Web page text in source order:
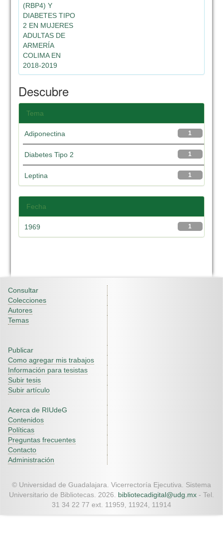
(RBP4) Y
DIABETES TIPO
2 EN MUJERES
ADULTAS DE
ARMERÍA
COLIMA EN
2018-2019
Descubre
Tema
1
Adiponectina
1
Diabetes Tipo 2
1
Leptina
Fecha
1
1969
Consultar
Colecciones
Autores
Temas
Publicar
Como agregar mis trabajos
Información para tesistas
Subir tesis
Subir artículo
Acerca de RIUdeG
Contenidos
Políticas
Preguntas frecuentes
Contacto
Administración
© Universidad de Guadalajara. Vicerrectoría Ejecutiva. Sistema
Universitario de Bibliotecas. 2026. bibliotecadigital@udg.mx - Tel.
31 34 22 77 ext. 11959, 11924, 11914